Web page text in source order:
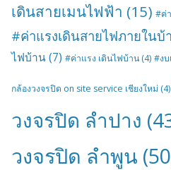
เดินสายเมนไฟฟ้า (15) #ค่
#ค่าแรงเดินสายไฟภายในบ้
ไฟบ้าน(7) #ค่าแรง เดินไฟบ้าน (4) #ง
กล้องวงจรปิด on site service เชียงใหม่ (4)
วงจรปิด ลำปาง
วงจรปิด ลำพูน